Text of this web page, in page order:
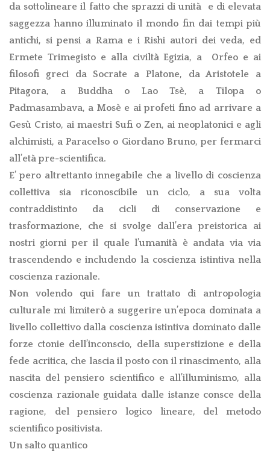
da sottolineare il fatto che sprazzi di unità
e di elevata
saggezza hanno illuminato il mondo fin dai tempi più
antichi, si pensi a Rama e i Rishi autori dei veda, ed
Ermete Trimegisto e alla civiltà Egizia, a
Orfeo e ai
filosofi greci da Socrate a Platone, da Aristotele a
Pitagora, a Buddha o Lao Tsè, a Tilopa o
Padmasambava, a Mosè e ai profeti fino ad arrivare a
Gesù Cristo, ai maestri Sufi o Zen, ai neoplatonici e agli
alchimisti, a Paracelso o Giordano Bruno, per fermarci
all’età pre-scientifica.
E’ pero altrettanto innegabile che a livello di coscienza
collettiva sia riconoscibile un ciclo, a sua volta
contraddistinto da cicli di conservazione e
trasformazione, che si svolge dall’era preistorica ai
nostri giorni per il quale l’umanità è andata via via
trascendendo e includendo la coscienza istintiva nella
coscienza razionale.
Non volendo qui fare un trattato di antropologia
culturale mi limiterò a suggerire un’epoca dominata a
livello collettivo dalla coscienza istintiva dominato dalle
forze ctonie dell’inconscio, della superstizione e della
fede acritica, che lascia il posto con il rinascimento, alla
nascita del pensiero scientifico e all’illuminismo, alla
coscienza razionale guidata dalle istanze consce della
ragione, del pensiero logico lineare, del metodo
scientifico positivista.
Un salto quantico